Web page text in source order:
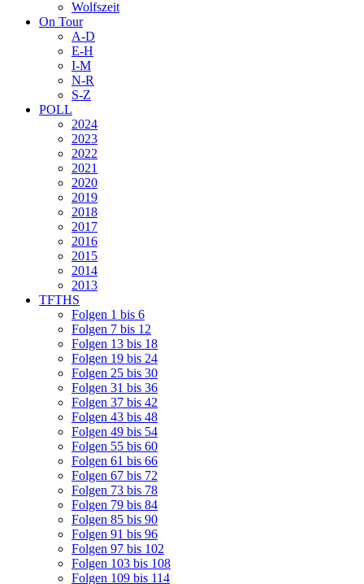
Wolfszeit
On Tour
A-D
E-H
I-M
N-R
S-Z
POLL
2024
2023
2022
2021
2020
2019
2018
2017
2016
2015
2014
2013
TFTHS
Folgen 1 bis 6
Folgen 7 bis 12
Folgen 13 bis 18
Folgen 19 bis 24
Folgen 25 bis 30
Folgen 31 bis 36
Folgen 37 bis 42
Folgen 43 bis 48
Folgen 49 bis 54
Folgen 55 bis 60
Folgen 61 bis 66
Folgen 67 bis 72
Folgen 73 bis 78
Folgen 79 bis 84
Folgen 85 bis 90
Folgen 91 bis 96
Folgen 97 bis 102
Folgen 103 bis 108
Folgen 109 bis 114